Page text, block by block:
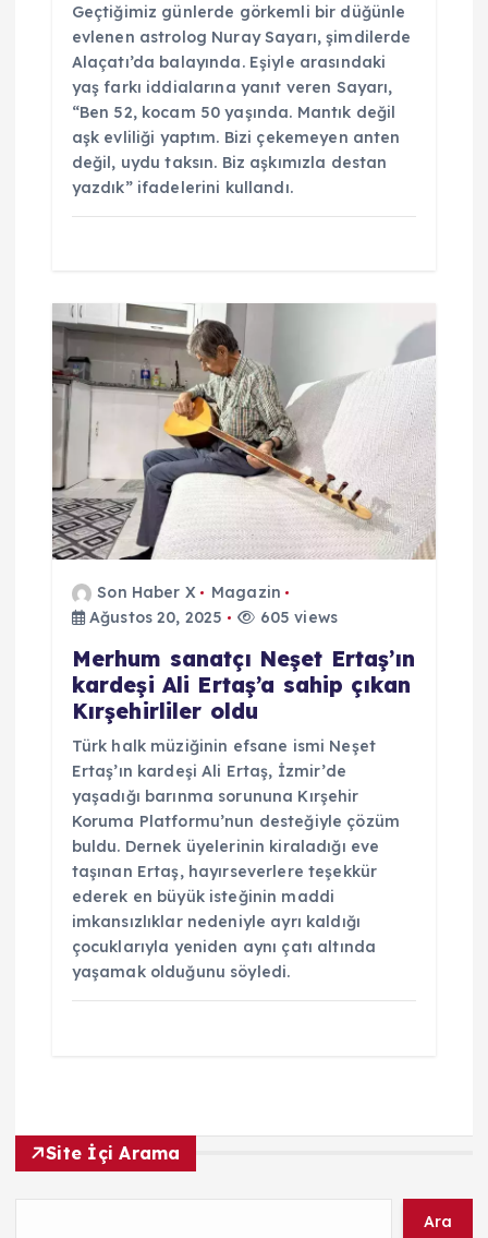
Geçtiğimiz günlerde görkemli bir düğünle
evlenen astrolog Nuray Sayarı, şimdilerde
Alaçatı’da balayında. Eşiyle arasındaki
yaş farkı iddialarına yanıt veren Sayarı,
“Ben 52, kocam 50 yaşında. Mantık değil
aşk evliliği yaptım. Bizi çekemeyen anten
değil, uydu taksın. Biz aşkımızla destan
yazdık” ifadelerini kullandı.
Son Haber X
Magazin
Ağustos 20, 2025
605 views
Merhum sanatçı Neşet Ertaş’ın
kardeşi Ali Ertaş’a sahip çıkan
Kırşehirliler oldu
Türk halk müziğinin efsane ismi Neşet
Ertaş’ın kardeşi Ali Ertaş, İzmir’de
yaşadığı barınma sorununa Kırşehir
Koruma Platformu’nun desteğiyle çözüm
buldu. Dernek üyelerinin kiraladığı eve
taşınan Ertaş, hayırseverlere teşekkür
ederek en büyük isteğinin maddi
imkansızlıklar nedeniyle ayrı kaldığı
çocuklarıyla yeniden aynı çatı altında
yaşamak olduğunu söyledi.
Site İçi Arama
Ara